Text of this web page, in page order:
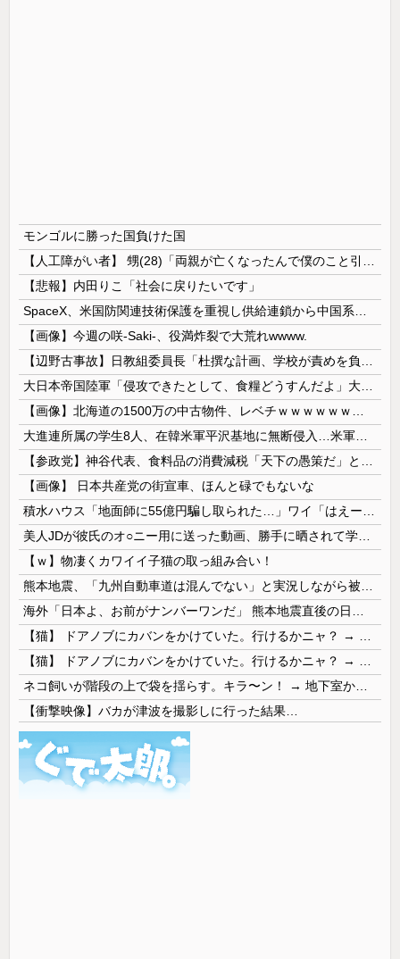
モンゴルに勝った国負けた国
【悲報】内田りこ「社会に戻りたいです」
【画像】今週の咲-Saki-、役満炸裂で大荒れwwww.
【画像】 日本共産党の街宣車、ほんと碌でもないな
【ｗ】物凄くカワイイ子猫の取っ組み合い！
【衝撃映像】バカが津波を撮影しに行った結果…